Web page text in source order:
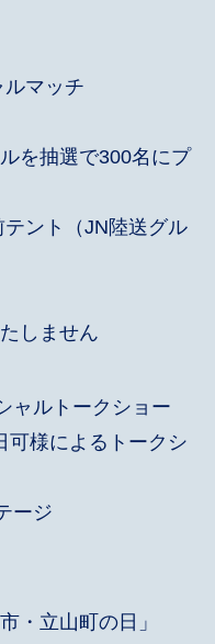
マッチ
を抽選で300名にプ
テント（JN陸送グル
しません
ャルトークショー
可様によるトークシ
ージ
・立山町の日」